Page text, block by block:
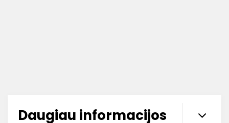
Daugiau informacijos